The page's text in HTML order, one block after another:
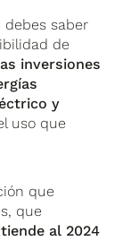
debes saber
de
inversiones
y
uso que
que
que
al 2024